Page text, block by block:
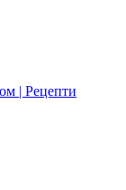
| Рецепти